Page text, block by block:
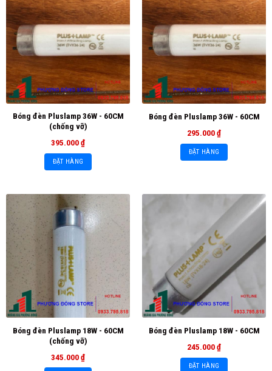
Bóng đèn Pluslamp 36W - 60CM
(chống vỡ)
395.000₫
ĐẶT HÀNG
Bóng đèn Pluslamp 36W - 60CM
295.000₫
ĐẶT HÀNG
Bóng đèn Pluslamp 18W - 60CM
(chống vỡ)
345.000₫
Bóng đèn Pluslamp 18W - 60CM
245.000₫
ĐẶT HÀNG